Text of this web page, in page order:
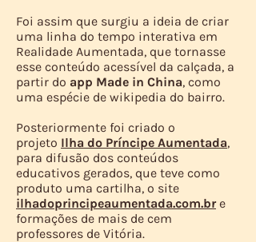
Foi assim que surgiu a ideia de criar
uma linha do tempo interativa em
Realidade Aumentada, que tornasse
esse conteúdo acessível da calçada, a
partir do app Made in China, como
uma espécie de wikipedia do bairro.
Posteriormente foi criado o
projeto Ilha do Príncipe Aumentada,
para difusão dos conteúdos
educativos gerados, que teve como
produto uma cartilha, o site
ilhadoprincipeaumentada.com.bre
formações de mais de cem
professores de Vitória.